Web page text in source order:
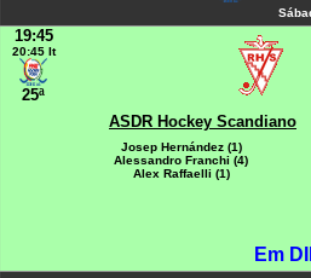
19:45
20:45 It
25ª
ASDR Hockey Scandiano
Josep Hernández (1)
Alessandro Franchi (4)
Alex Raffaelli (1)
Em